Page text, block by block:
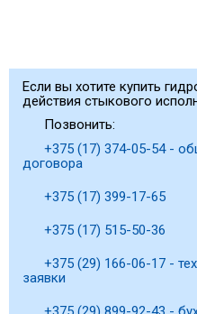
Если вы хотите купить
действия стыкового
Позвонить:
+375 (17) 374-05-54 -
договора
+375 (17) 399-17-65
+375 (17) 515-50-36
+375 (29) 166-06-17 -
заявки